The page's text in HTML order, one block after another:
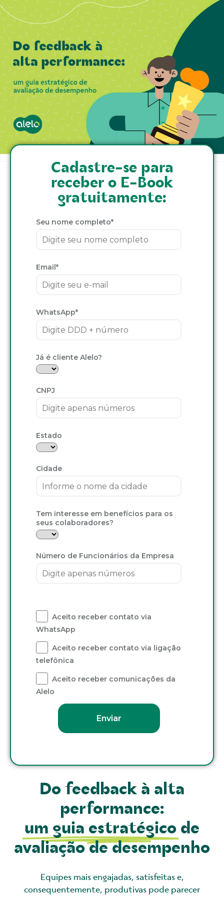
Cadastre-se para
receber o E-Book
gratuitamente:
Do feedback à alta
performance:
um guia estratégico de
avaliação de desempenho
Equipes mais engajadas, satisfeitas e,
consequentemente, produtivas pode parecer